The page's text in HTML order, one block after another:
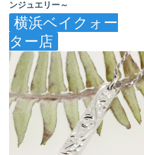
ンジュエリー～
横浜ベイクォー
ター店